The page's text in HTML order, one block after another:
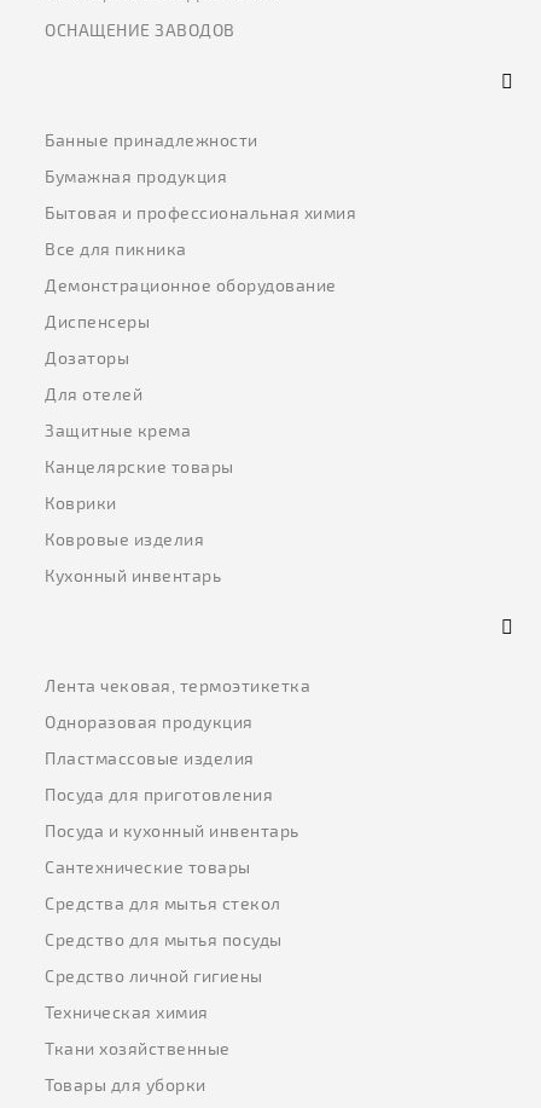
ОСНАЩЕНИЕ ЗАВОДОВ
Банные принадлежности
Бумажная продукция
Бытовая и профессиональная химия
Все для пикника
Демонстрационное оборудование
Диспенсеры
Дозаторы
Для отелей
Защитные крема
Канцелярские товары
Коврики
Ковровые изделия
Кухонный инвентарь
Лента чековая, термоэтикетка
Одноразовая продукция
Пластмассовые изделия
Посуда для приготовления
Посуда и кухонный инвентарь
Сантехнические товары
Средства для мытья стекол
Средство для мытья посуды
Средство личной гигиены
Техническая химия
Ткани хозяйственные
Товары для уборки